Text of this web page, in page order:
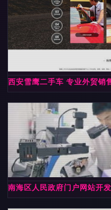
西安雪鹰二手车 专业外贸销
南海区人民政府门户网站开